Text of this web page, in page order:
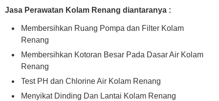
Jasa Perawatan Kolam Renang diantaranya :
Membersihkan Ruang Pompa dan Filter Kolam
Renang
Membersihkan Kotoran Besar Pada Dasar Air Kolam
Renang
Test PH dan Chlorine Air Kolam Renang
Menyikat Dinding Dan Lantai Kolam Renang